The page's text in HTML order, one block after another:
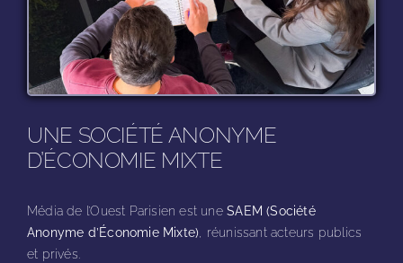
UNE SOCIÉTÉ ANONYME
D’ÉCONOMIE MIXTE
Média de l’Ouest Parisien est uneSAEM (Société
Anonyme d’Économie Mixte), réunissant acteurs publics
et privés.